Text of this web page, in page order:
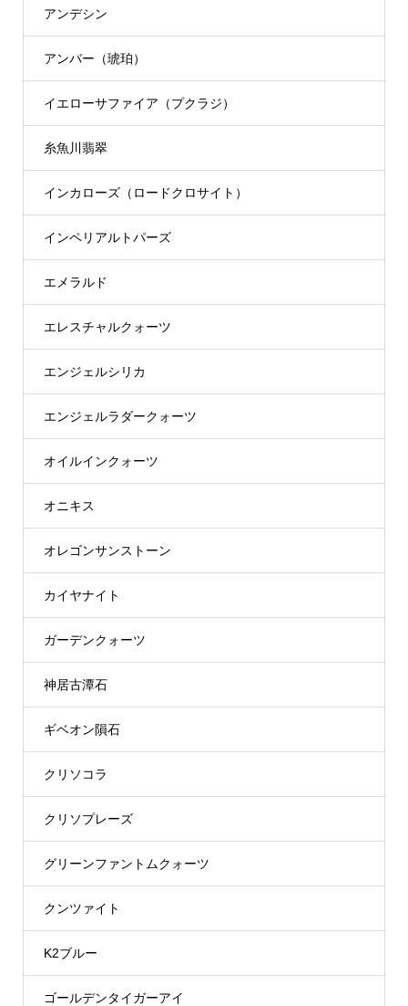
アンデシン
アンバー（琥珀）
イエローサファイア（プクラジ）
糸魚川翡翠
インカローズ（ロードクロサイト）
インペリアルトパーズ
エメラルド
エレスチャルクォーツ
エンジェルシリカ
エンジェルラダークォーツ
オイルインクォーツ
オニキス
オレゴンサンストーン
カイヤナイト
ガーデンクォーツ
神居古潭石
ギベオン隕石
クリソコラ
クリソプレーズ
グリーンファントムクォーツ
クンツァイト
K2ブルー
ゴールデンタイガーアイ